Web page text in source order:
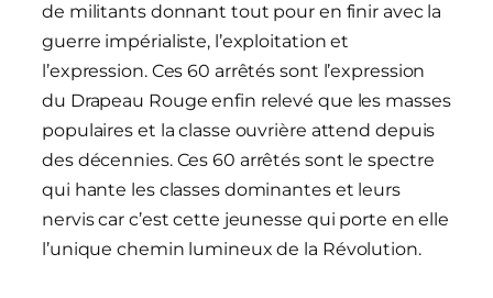
de militants donnant tout pour en finir avec la
guerre impérialiste, l’exploitation et
l’expression. Ces 60 arrêtés sont l’expression
du Drapeau Rouge enfin relevé que les masses
populaires et la classe ouvrière attend depuis
des décennies. Ces 60 arrêtés sont le spectre
qui hante les classes dominantes et leurs
nervis car c’est cette jeunesse qui porte en elle
l’unique chemin lumineux de la Révolution.